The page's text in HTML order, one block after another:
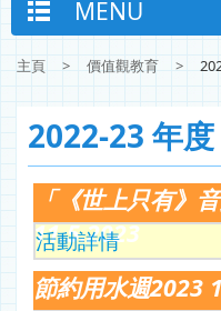
MENU
主頁 > 價值觀教育 >
2022-23 年度
「《世上只有》
11.5.2023
活動詳情
節約用水週2023